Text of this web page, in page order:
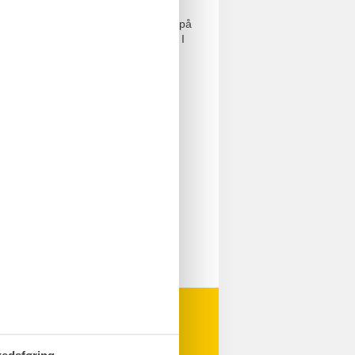
er der mulighed for en rundtur på
gågader. Derudover kan I